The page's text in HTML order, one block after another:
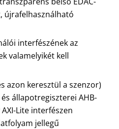
újrafelhasználható
interfészének az
valamelyikét kell
azon keresztül a szenzor)
állapotregiszterei AHB-
AXI-Lite interfészen
jellegű